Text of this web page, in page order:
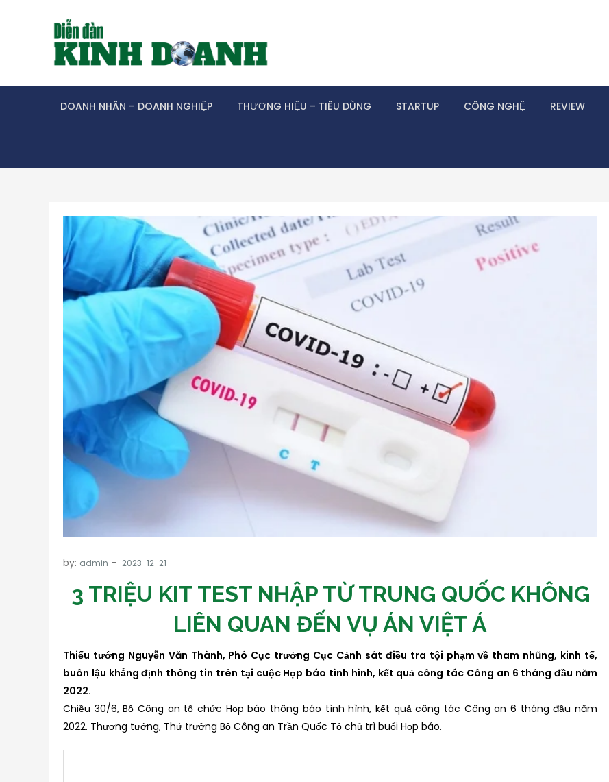
DOANH NHÂN – DOANH NGHIỆP THƯƠNG HIỆU – TIÊU DÙNG STARTUP CÔNG NGHỆ REVIEW
by: admin
3 TRIỆU KIT TEST NHẬP TỪ TRUNG QUỐC KHÔNG
LIÊN QUAN ĐẾN VỤ ÁN VIỆT Á
Thiếu tướng Nguyễn Văn Thành, Phó Cục trưởng Cục Cảnh sát điều tra tội phạm về tham nhũng, kinh tế,
buôn lậu khẳng định thông tin trên tại cuộc Họp báo tình hình, kết quả công tác Công an 6 tháng đầu năm
2022.
Chiều 30/6, Bộ Công an tổ chức Họp báo thông báo tình hình, kết quả công tác Công an 6 tháng đầu năm
2022. Thượng tướng, Thứ trưởng Bộ Công an Trần Quốc Tỏ chủ trì buổi Họp báo.